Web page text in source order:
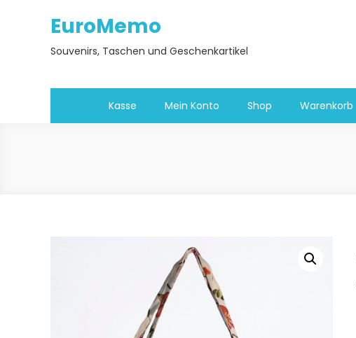
EuroMemo
Souvenirs, Taschen und Geschenkartikel
Kasse Mein Konto Shop Warenkorb